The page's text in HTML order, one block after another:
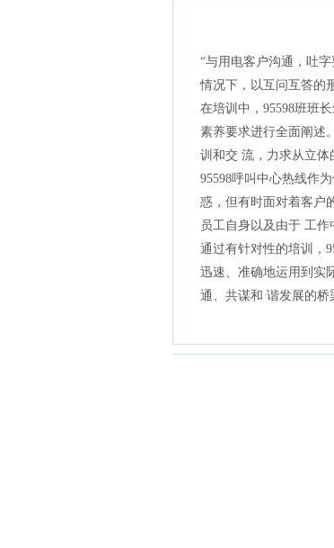
“与用电客户沟通，吐
情况下，以互问互答的
在培训中，95598班班
素养要求进行全面阐述
训和交 流，力求从立体
95598呼叫中心热线作
惑，但有时面对着客户
员工自身以及由于 工
通过有针对性的培训，
迅速、准确地运用到实
通、共谋和 谐发展的桥